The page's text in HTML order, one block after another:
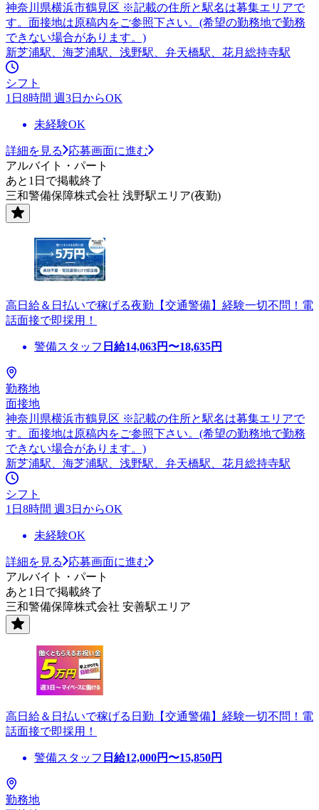
神奈川県横浜市鶴見区 ※記載の住所と駅名は募集エリアで
す。面接地は原稿内をご参照下さい。(希望の勤務地で勤務
できない場合があります。)
新芝浦駅、海芝浦駅、浅野駅、弁天橋駅、花月総持寺駅
シフト
1日8時間 週3日からOK
未経験OK
詳細を見る
応募画面に進む
アルバイト・パート
あと1日で掲載終了
三和警備保障株式会社 浅野駅エリア(夜勤)
高日給＆日払いで稼げる夜勤【交通警備】経験一切不問！電
話面接で即採用！
警備スタッフ 日給14,063円〜18,635円
勤務地
面接地
神奈川県横浜市鶴見区 ※記載の住所と駅名は募集エリアで
す。面接地は原稿内をご参照下さい。(希望の勤務地で勤務
できない場合があります。)
新芝浦駅、海芝浦駅、浅野駅、弁天橋駅、花月総持寺駅
シフト
1日8時間 週3日からOK
未経験OK
詳細を見る
応募画面に進む
アルバイト・パート
あと1日で掲載終了
三和警備保障株式会社 安善駅エリア
高日給＆日払いで稼げる日勤【交通警備】経験一切不問！電
話面接で即採用！
警備スタッフ 日給12,000円〜15,850円
勤務地